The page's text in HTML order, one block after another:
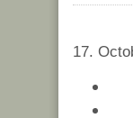
17.